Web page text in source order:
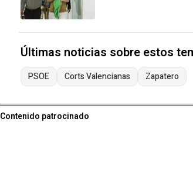
Últimas noticias sobre estos
PSOE Corts Valencianas Zapatero
Contenido patrocinado